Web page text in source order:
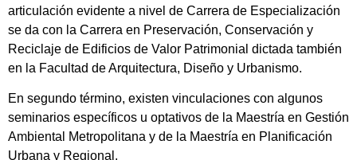
articulación evidente a nivel de Carrera de Especialización
se da con la Carrera en Preservación, Conservación y
Reciclaje de Edificios de Valor Patrimonial dictada también
en la Facultad de Arquitectura, Diseño y Urbanismo.
En segundo término, existen vinculaciones con algunos
seminarios específicos u optativos de la Maestría en Gestión
Ambiental Metropolitana y de la Maestría en Planificación
Urbana y Regional.